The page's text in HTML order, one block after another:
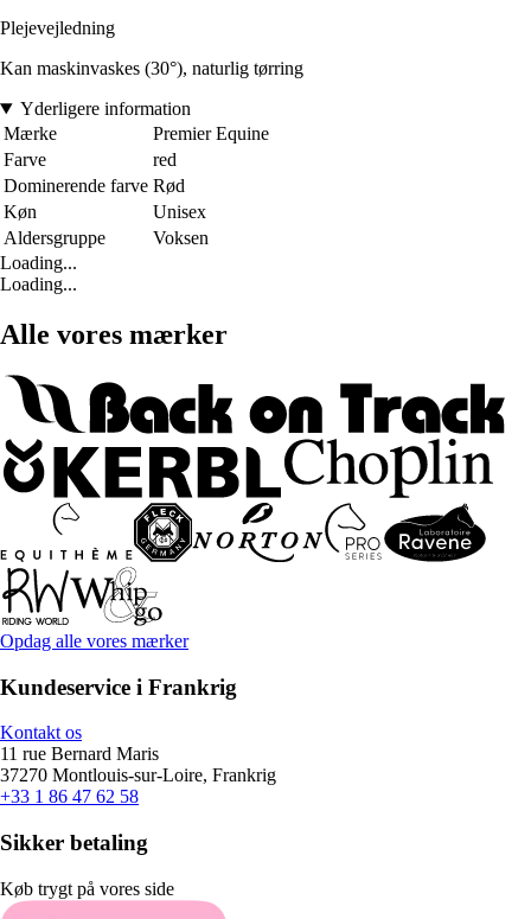
Plejevejledning
Kan maskinvaskes (30°), naturlig tørring
Yderligere information
Mærke
Premier Equine
Farve
red
Dominerende farve Rød
Køn
Unisex
Aldersgruppe
Voksen
Loading...
Loading...
Alle vores mærker
Opdag alle vores mærker
Kundeservice i Frankrig
Kontakt os
11 rue Bernard Maris
37270 Montlouis-sur-Loire, Frankrig
+33 1 86 47 62 58
Sikker betaling
Køb trygt på vores side